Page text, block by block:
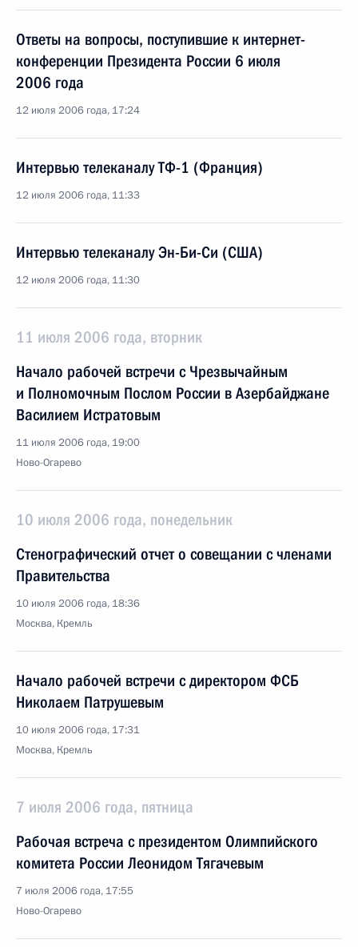
Ответы на вопросы, поступившие к интернет-
конференции Президента России 6 июля
2006 года
12 июля 2006 года, 17:24
Интервью телеканалу ТФ-1 (Франция)
12 июля 2006 года, 11:33
Интервью телеканалу Эн-Би-Си (США)
12 июля 2006 года, 11:30
11 июля 2006 года, вторник
Начало рабочей встречи с Чрезвычайным
и Полномочным Послом России в Азербайджане
Василием Истратовым
11 июля 2006 года, 19:00
Ново-Огарево
10 июля 2006 года, понедельник
Стенографический отчет о совещании с членами
Правительства
10 июля 2006 года, 18:36
Москва, Кремль
Начало рабочей встречи с директором ФСБ
Николаем Патрушевым
10 июля 2006 года, 17:31
Москва, Кремль
7 июля 2006 года, пятница
Рабочая встреча с президентом Олимпийского
комитета России Леонидом Тягачевым
7 июля 2006 года, 17:55
Ново-Огарево